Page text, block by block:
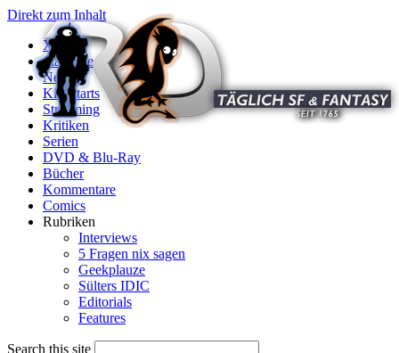
Direkt zum Inhalt
X
Startseite
News
Kinostarts
Streaming
Kritiken
Serien
DVD & Blu-Ray
Bücher
Kommentare
Comics
Rubriken
Interviews
5 Fragen nix sagen
Geekplauze
Sülters IDIC
Editorials
Features
Search this site